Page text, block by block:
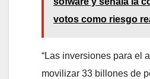
votos como riesgo
“Las inversiones para el
movilizar 33 billones de